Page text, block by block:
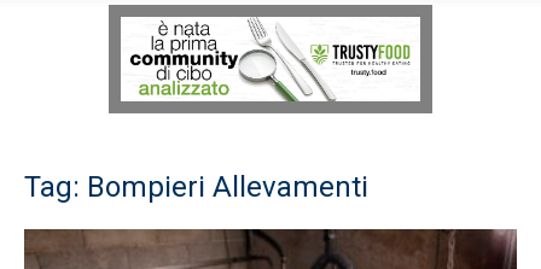
Salvagente
Tag: Bompieri Allevamenti